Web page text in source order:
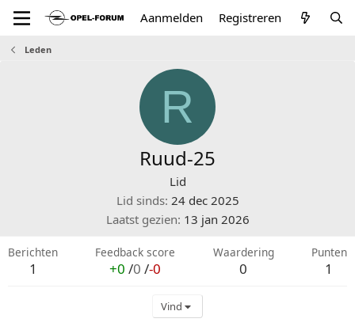
Aanmelden Registreren
Leden
R
Ruud-25
Lid
Lid sinds 24 dec 2025
Laatst gezien 13 jan 2026
Berichten
1
Feedback score
+0 /0 /-0
Waardering
0
Punten
1
Vind